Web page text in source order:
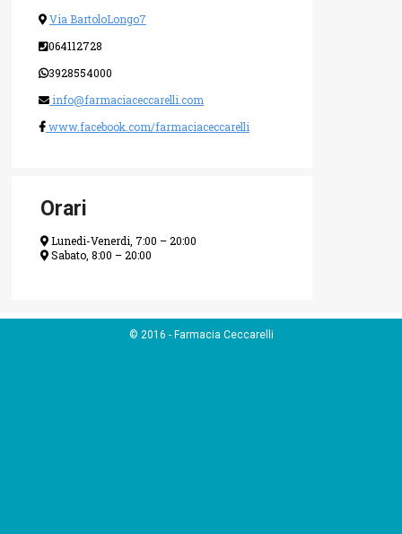
Via BartoloLongo7
064112728
3928554000
info@farmaciaceccarelli.com
www.facebook.com/farmaciaceccarelli
Orari
Lunedi-Venerdi, 7:00 – 20:00
Sabato, 8:00 – 20:00
© 2016 - Farmacia Ceccarelli